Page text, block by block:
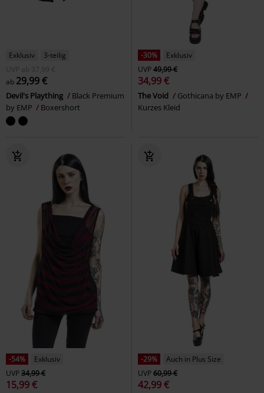
Exklusiv
3-teilig
UVP
ab
37,99 €
ab 29,99 €
Devil's Plaything
Black Premium
by EMP
Boxershort
-30%
Exklusiv
UVP49,99 €
34,99 €
The Void
Gothicana by EMP
Kurzes Kleid
-54%
Exklusiv
UVP34,99 €
15,99 €
-29%
Auch in Plus Size
UVP60,99 €
42,99 €